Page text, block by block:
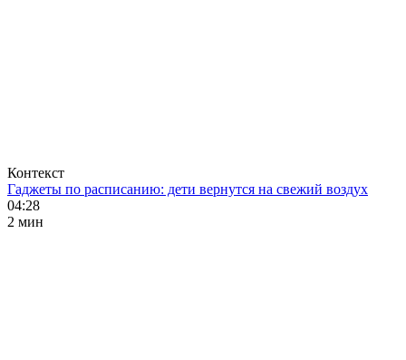
Контекст
Гаджеты по расписанию: дети вернутся на свежий воздух
04:28
2 мин